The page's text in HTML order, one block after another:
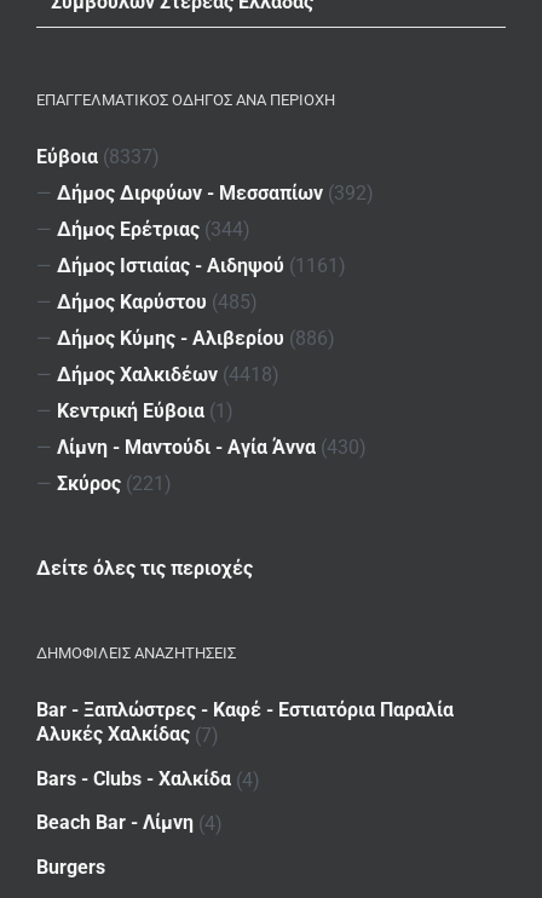
ΕΠΑΓΓΕΛΜΑΤΙΚΌΣ ΟΔΗΓΌΣ ΑΝΆ ΠΕΡΙΟΧΉ
Εύβοια (8337)
— Δήμος Διρφύων - Μεσσαπίων (392)
— Δήμος Ερέτριας (344)
— Δήμος Ιστιαίας - Αιδηψού (1161)
— Δήμος Καρύστου (485)
— Δήμος Κύμης - Αλιβερίου (886)
— Δήμος Χαλκιδέων (4418)
— Κεντρική Εύβοια (1)
— Λίμνη - Μαντούδι - Αγία Άννα (430)
— Σκύρος (221)
Δείτε όλες τις περιοχές
ΔΗΜΟΦΙΛΕΙΣ ΑΝΑΖΗΤΗΣΕΙΣ
Bar - Ξαπλώστρες - Καφέ - Εστιατόρια Παραλία
Αλυκές Χαλκίδας (7)
Bars - Clubs - Χαλκίδα (4)
Beach Bar - Λίμνη (4)
Burgers